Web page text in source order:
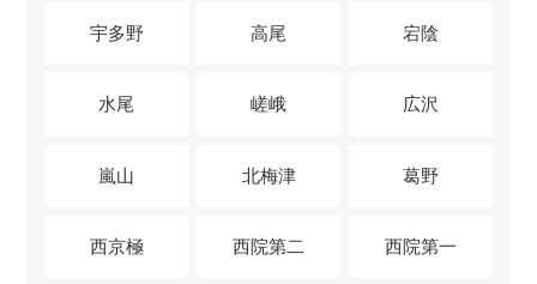
宇多野 高尾 宕陰
水尾 嵯峨 広沢
嵐山 北梅津 葛野
西京極 西院第二 西院第一